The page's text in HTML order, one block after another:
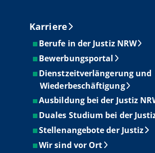
Karriere
Berufe in der Justiz NRW
Bewerbungsportal
Dienstzeitverlängerung und
Wiederbeschäftigung
Ausbildung bei der Justiz
Duales Studium bei der
Stellenangebote der Justiz
Wir sind vor Ort